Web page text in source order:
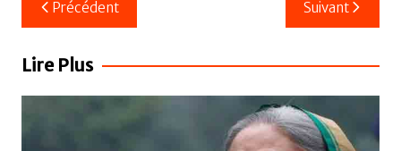
e
b
er
A er
de
l’article
Précédent Suivant
Lire Plus